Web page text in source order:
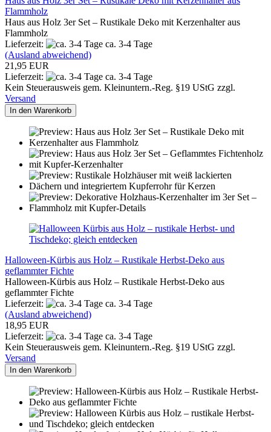
Flammholz
Haus aus Holz 3er Set – Rustikale Deko mit Kerzenhalter aus
Flammholz
Lieferzeit:
ca. 3-4 Tage
(Ausland abweichend)
21,95 EUR
Lieferzeit:
ca. 3-4 Tage
Kein Steuerausweis gem. Kleinuntern.-Reg. §19 UStG zzgl.
Versand
In den Warenkorb
Halloween-Kürbis aus Holz – Rustikale Herbst-Deko aus
geflammter Fichte
Halloween-Kürbis aus Holz – Rustikale Herbst-Deko aus
geflammter Fichte
Lieferzeit:
ca. 3-4 Tage
(Ausland abweichend)
18,95 EUR
Lieferzeit:
ca. 3-4 Tage
Kein Steuerausweis gem. Kleinuntern.-Reg. §19 UStG zzgl.
Versand
In den Warenkorb